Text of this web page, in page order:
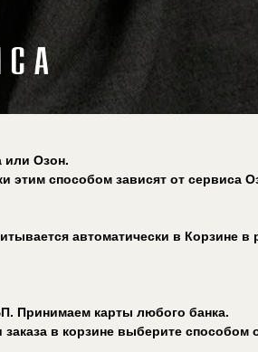
или Озон.
этим способом зависят от
автоматически в Корзине
Принимаем карты любого банка.
в корзине выберите